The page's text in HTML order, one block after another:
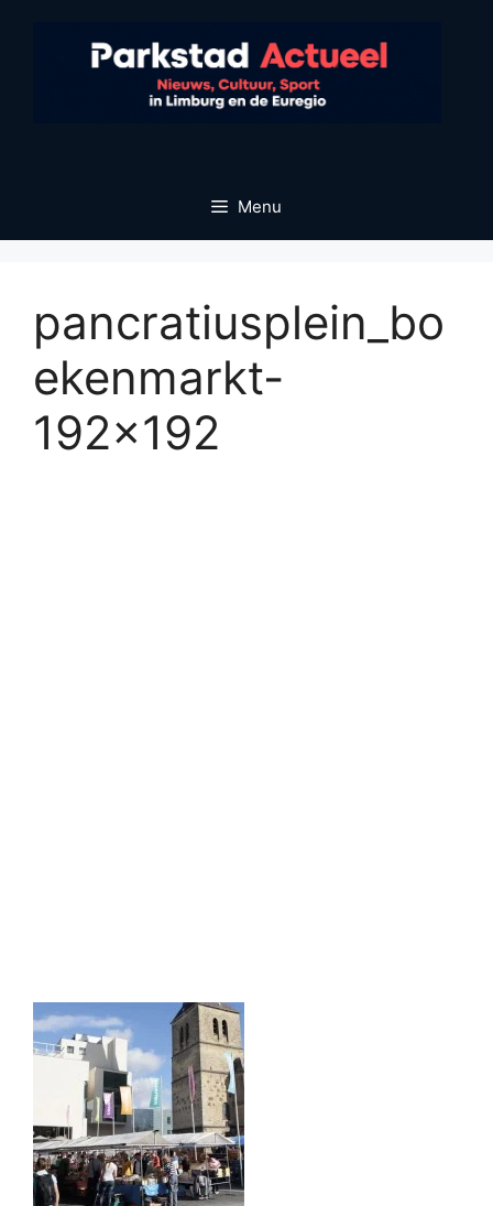
Menu
pancratiusplein_bo
ekenmarkt-
192×192